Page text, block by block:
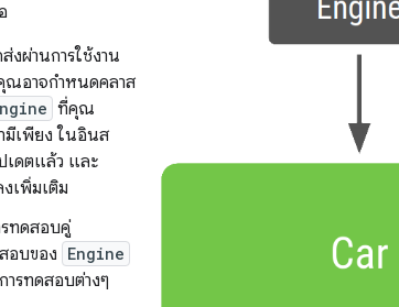
งผ่านการใช้งาน
ณอาจกำหนดคลาส
ที่คุณ
มีเพียง ในอินส
เดตแล้ว และ
เพิ่มเติม
ทดสอบคู่
อบของ Engine
รทดสอบต่างๆ